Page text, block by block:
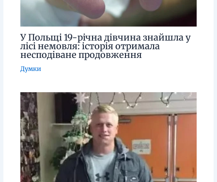
У Польщі 19-річна дівчина знайшла у
лісі немовля: історія отримала
несподіване продовження
Думки